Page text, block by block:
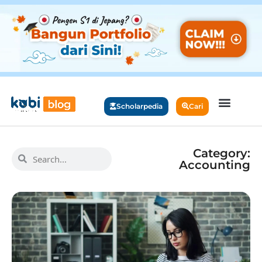
Scholarpedia Cari
Category:
Accounting